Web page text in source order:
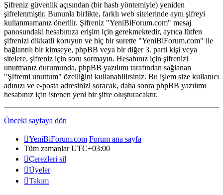
Şifreniz güvenlik açısından (bir hash yöntemiyle) yeniden
şifrelenmiştir. Bununla birlikte, farklı web sitelerinde aynı şifreyi
kullanmamanız önerilir. Şifreniz "YeniBiForum.com" mesaj
panosundaki hesabınıza erişim için gerekmektedir, ayrıca lütfen
şifrenizi dikkatli koruyun ve hiç bir surette "YeniBiForum.com" ile
bağlantılı bir kimseye, phpBB veya bir diğer 3. parti kişi veya
sitelere, şifreniz için soru sormayın. Hesabınız için şifrenizi
unutmanız durumunda, phpBB yazılımı tarafından sağlanan
"Şifremi unuttum" özelliğini kullanabilirsiniz. Bu işlem size kullanıcı
adınızı ve e-posta adresinizi soracak, daha sonra phpBB yazılımı
hesabınız için istenen yeni bir şifre oluşturacaktır.
Önceki sayfaya dön
YeniBiForum.com Forum ana sayfa
Tüm zamanlarUTC+03:00
Çerezleri sil
Üyeler
Takım